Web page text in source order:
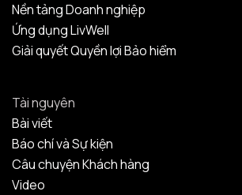
Nền tảng Doanh nghiệp
Ứng dụng LivWell
Giải quyết Quyền lợi Bảo hiểm
Tài nguyên
Bài viết
Báo chí và Sự kiện
Câu chuyện Khách hàng
Video